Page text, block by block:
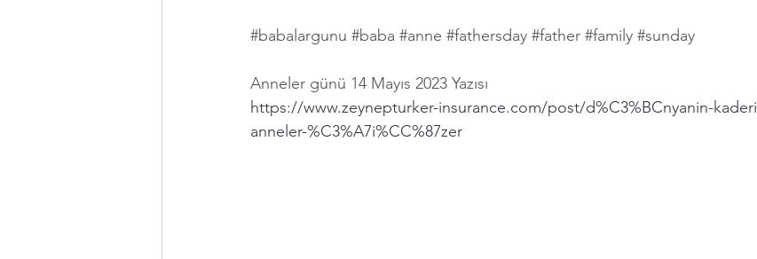
#babalargunu #baba #anne #fathersday #father #family #sunday
Anneler günü 14 Mayıs 2023 Yazısı
https://www.zeynepturker-insurance.com/post/d%C3%BCnyanin-
anneler-%C3%A7i%CC%87zer